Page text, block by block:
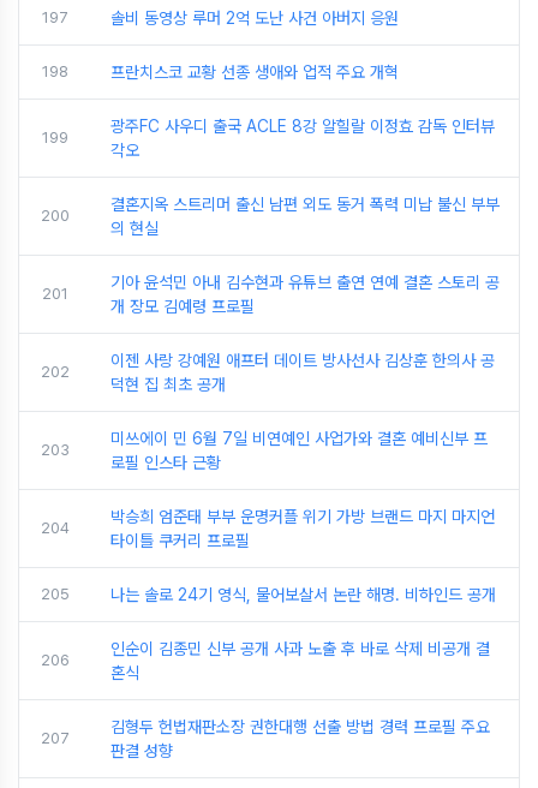
197 솔비 동영상 루머 2억 도난 사건 아버지 응원
198 프란치스코 교황 선종 생애와 업적 주요 개혁
199
광주FC 사우디 출국 ACLE 8강 알힐랄 이정효 감독 인터뷰
각오
200
결혼지옥 스트리머 출신 남편 외도 동거 폭력 미납 불신 부부
의 현실
201
기아 윤석민 아내 김수현과 유튜브 출연 연예 결혼 스토리 공
개 장모 김예령 프로필
202
이젠 사랑 강예원 애프터 데이트 방사선사 김상훈 한의사 공
덕현 집 최초 공개
203
미쓰에이 민 6월 7일 비연예인 사업가와 결혼 예비신부 프
로필 인스타 근황
204
박승희 엄준태 부부 운명커플 위기 가방 브랜드 마지 마지언
타이틀 쿠커리 프로필
205 나는 솔로 24기 영식, 물어보살서 논란 해명. 비하인드 공개
206
인순이 김종민 신부 공개 사과 노출 후 바로 삭제 비공개 결
혼식
207
김형두 헌법재판소장 권한대행 선출 방법 경력 프로필 주요
판결 성향